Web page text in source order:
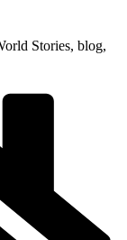
Stories, blog,